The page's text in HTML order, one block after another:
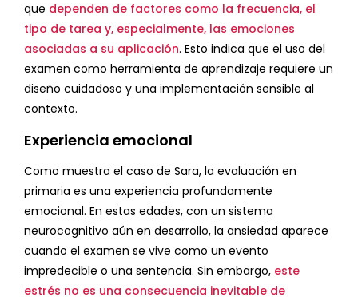
que dependen de factores como la frecuencia, el
tipo de tarea y, especialmente, las emociones
asociadas a su aplicación. Esto indica que el uso del
examen como herramienta de aprendizaje requiere un
diseño cuidadoso y una implementación sensible al
contexto.
Experiencia emocional
Como muestra el caso de Sara, la evaluación en
primaria es una experiencia profundamente
emocional. En estas edades, con un sistema
neurocognitivo aún en desarrollo, la ansiedad aparece
cuando el examen se vive como un evento
impredecible o una sentencia. Sin embargo, este
estrés no es una consecuencia inevitable de